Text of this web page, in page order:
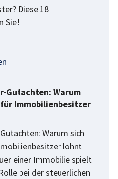
Diese 18
Sie!
Gutachten: Warum
Immobilienbesitzer
Warum sich
lohnt
einer Immobilie spielt
bei der steuerlichen